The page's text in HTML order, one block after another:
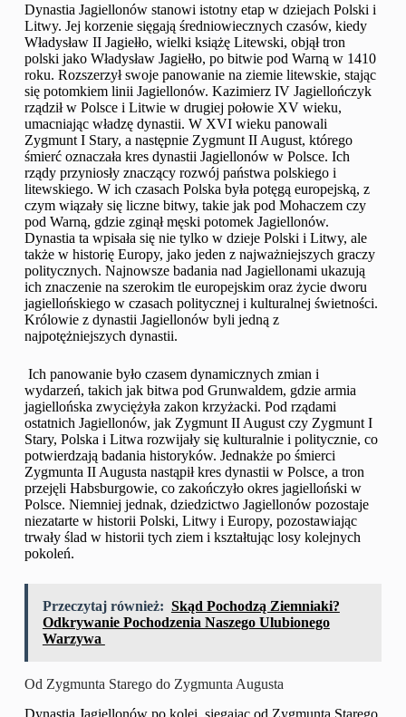
Dynastia Jagiellonów stanowi istotny etap w dziejach Polski i
Litwy. Jej korzenie sięgają średniowiecznych czasów, kiedy
Władysław II Jagiełło, wielki książę Litewski, objął tron
polski jako Władysław Jagiełło, po bitwie pod Warną w 1410
roku. Rozszerzył swoje panowanie na ziemie litewskie, stając
się potomkiem linii Jagiellonów. Kazimierz IV Jagiellończyk
rządził w Polsce i Litwie w drugiej połowie XV wieku,
umacniając władzę dynastii. W XVI wieku panowali
Zygmunt I Stary, a następnie Zygmunt II August, którego
śmierć oznaczała kres dynastii Jagiellonów w Polsce. Ich
rządy przyniosły znaczący rozwój państwa polskiego i
litewskiego. W ich czasach Polska była potęgą europejską, z
czym wiązały się liczne bitwy, takie jak pod Mohaczem czy
pod Warną, gdzie zginął męski potomek Jagiellonów.
Dynastia ta wpisała się nie tylko w dzieje Polski i Litwy, ale
także w historię Europy, jako jeden z najważniejszych graczy
politycznych. Najnowsze badania nad Jagiellonami ukazują
ich znaczenie na szerokim tle europejskim oraz życie dworu
jagiellońskiego w czasach politycznej i kulturalnej świetności.
Królowie z dynastii Jagiellonów byli jedną z
najpotężniejszych dynastii.
Ich panowanie było czasem dynamicznych zmian i
wydarzeń, takich jak bitwa pod Grunwaldem, gdzie armia
jagiellońska zwyciężyła zakon krzyżacki. Pod rządami
ostatnich Jagiellonów, jak Zygmunt II August czy Zygmunt I
Stary, Polska i Litwa rozwijały się kulturalnie i politycznie, co
potwierdzają badania historyków. Jednakże po śmierci
Zygmunta II Augusta nastąpił kres dynastii w Polsce, a tron
przejęli Habsburgowie, co zakończyło okres jagielloński w
Polsce. Niemniej jednak, dziedzictwo Jagiellonów pozostaje
niezatarte w historii Polski, Litwy i Europy, pozostawiając
trwały ślad w historii tych ziem i kształtując losy kolejnych
pokoleń.
Przeczytaj również: Skąd Pochodzą Ziemniaki?
Odkrywanie Pochodzenia Naszego Ulubionego
Warzywa
Od Zygmunta Starego do Zygmunta Augusta
Dynastia Jagiellonów po kolei, sięgając od Zygmunta Starego